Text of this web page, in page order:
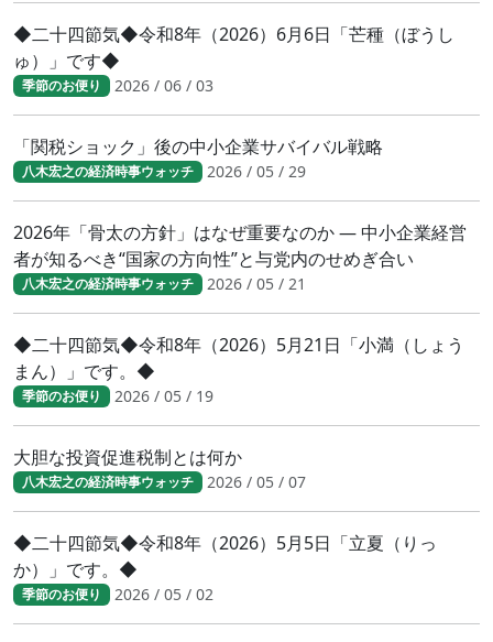
◆二十四節気◆令和8年（2026）6月6日「芒種（ぼうし
ゅ）」です◆
季節のお便り 2026 / 06 / 03
「関税ショック」後の中小企業サバイバル戦略
八木宏之の経済時事ウォッチ 2026 / 05 / 29
2026年「骨太の方針」はなぜ重要なのか ― 中小企業経営
者が知るべき“国家の方向性”と与党内のせめぎ合い
八木宏之の経済時事ウォッチ 2026 / 05 / 21
◆二十四節気◆令和8年（2026）5月21日「小満（しょう
まん）」です。◆
季節のお便り 2026 / 05 / 19
大胆な投資促進税制とは何か
八木宏之の経済時事ウォッチ 2026 / 05 / 07
◆二十四節気◆令和8年（2026）5月5日「立夏（りっ
か）」です。◆
季節のお便り 2026 / 05 / 02